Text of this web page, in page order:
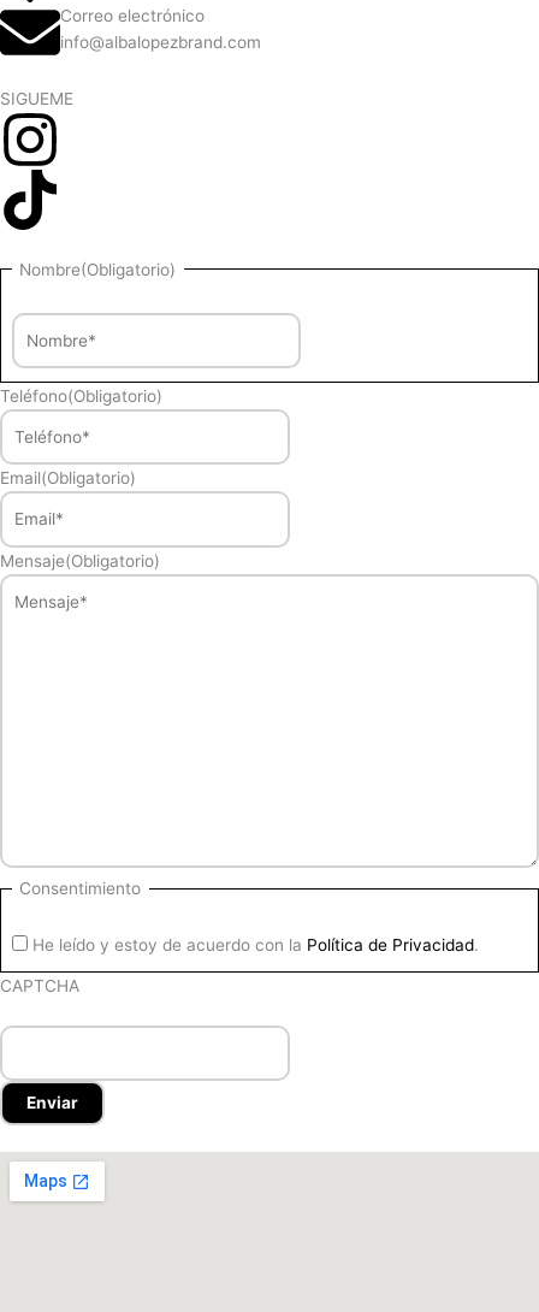
Correo electrónico
info@albalopezbrand.com
SIGUEME
Nombre(Obligatorio) Nombre
Teléfono(Obligatorio)
Email(Obligatorio)
Mensaje(Obligatorio)
Consentimiento
He leído y estoy de acuerdo con la Política de Privacidad.
CAPTCHA